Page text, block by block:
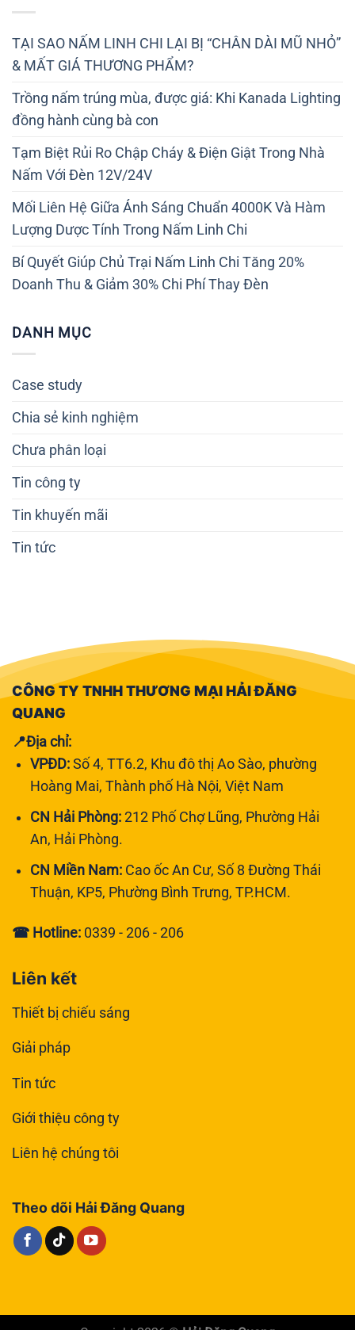
TẠI SAO NẤM LINH CHI LẠI BỊ “CHÂN DÀI MŨ NHỎ”
& MẤT GIÁ THƯƠNG PHẨM?
Trồng nấm trúng mùa, được giá: Khi Kanada Lighting
đồng hành cùng bà con
Tạm Biệt Rủi Ro Chập Cháy & Điện Giật Trong Nhà
Nấm Với Đèn 12V/24V
Mối Liên Hệ Giữa Ánh Sáng Chuẩn 4000K Và Hàm
Lượng Dược Tính Trong Nấm Linh Chi
Bí Quyết Giúp Chủ Trại Nấm Linh Chi Tăng 20%
Doanh Thu & Giảm 30% Chi Phí Thay Đèn
DANH MỤC
Case study
Chia sẻ kinh nghiệm
Chưa phân loại
Tin công ty
Tin khuyến mãi
Tin tức
CÔNG TY TNHH THƯƠNG MẠI HẢI ĐĂNG
QUANG
📍Địa chỉ:
VPĐD: Số 4, TT6.2, Khu đô thị Ao Sào, phường
Hoàng Mai, Thành phố Hà Nội, Việt Nam
CN Hải Phòng: 212 Phố Chợ Lũng, Phường Hải
An, Hải Phòng.
CN Miền Nam: Cao ốc An Cư, Số 8 Đường Thái
Thuận, KP5, Phường Bình Trưng, TP.HCM.
☎ Hotline: 0339 - 206 - 206
Liên kết
Thiết bị chiếu sáng
Giải pháp
Tin tức
Giới thiệu công ty
Liên hệ chúng tôi
Theo dõi Hải Đăng Quang